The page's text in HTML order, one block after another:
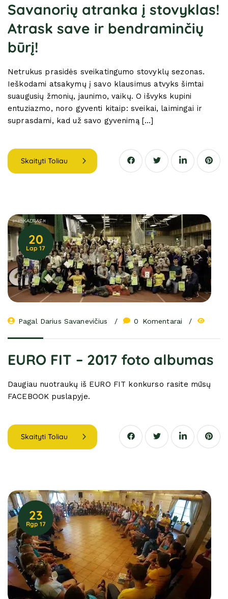
Savanorių atranka į stovyklas!
Atrask save ir bendraminčių
būrį!
Netrukus prasidės sveikatingumo stovyklų sezonas.
Ieškodami atsakymų į savo klausimus atvyks šimtai
suaugusių žmonių, jaunimo, vaikų. O išvyks kupini
entuziazmo, noro gyventi kitaip: sveikai, laimingai ir
suprasdami, kad už savo gyvenimą […]
Skaityti Toliau
20
Lap 17
Pagal Darius Savanevičius 0 Komentarai
EURO FIT – 2017 foto albumas
Daugiau nuotraukų iš EURO FIT konkurso rasite mūsų
FACEBOOK puslapyje.
Skaityti Toliau
23
Rgp 17